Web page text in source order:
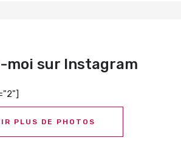
moi sur Instagram
PLUS DE PHOTOS